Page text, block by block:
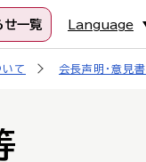
せ一覧 Language
いて 会長声明・意見書